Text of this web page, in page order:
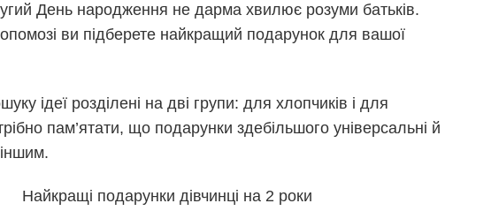
День народження не дарма хвилює розуми батьків.
ви підберете найкращий подарунок для вашої
ідеї розділені на дві групи: для хлопчиків і для
пам’ятати, що подарунки здебільшого універсальні й
іншим.
Найкращі подарунки дівчинці на 2 роки